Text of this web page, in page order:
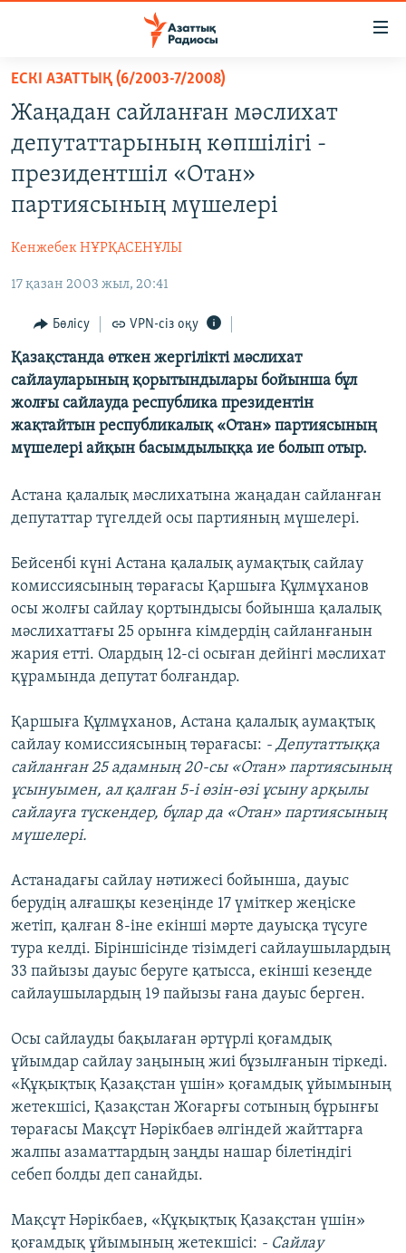
Skip
main
content
to
main
Skip
to
САЯСАТ
AZATTYQTV
ӘЛЕМ
АРНАЙЫ ЖОБАЛАР
Русский
ЖАЗЫЛЫҢЫЗ
Басқа тілдерде
ЕСКІ АЗАТТЫҚ (6/2003-7/2008)
Жаңадан сайланған мәслихат
депутаттарының көпшілігі -
президентшіл «Отан»
партиясының мүшелері
Кенжебек НҰРҚАСЕНҰЛЫ
17 қазан 2003 жыл, 20:41
Бөлісу VPN-сіз оқу
Қазақстанда өткен жергілікті мәслихат
сайлауларының қорытындылары бойынша бұл
жолғы сайлауда республика президентін
жақтайтын республикалық «Отан» партиясының
мүшелері айқын басымдылыққа ие болып отыр.
Астана қалалық мәслихатына жаңадан сайланған
депутаттар түгелдей осы партияның мүшелері.
Бейсенбі күні Астана қалалық аумақтық сайлау
комиссиясының төрағасы Қаршыға Құлмұханов
осы жолғы сайлау қортындысы бойынша қалалық
мәслихаттағы 25 орынға кімдердің сайланғанын
жария етті. Олардың 12-сі осыған дейінгі мәслихат
құрамында депутат болғандар.
Қаршыға Құлмұханов, Астана қалалық аумақтық
сайлау комиссиясының төрағасы: - Депутаттыққа
сайланған 25 адамның 20-сы «Отан» партиясының
ұсынуымен, ал қалған 5-і өзін-өзі ұсыну арқылы
сайлауға түскендер, бұлар да «Отан» партиясының
мүшелері.
Астанадағы сайлау нәтижесі бойынша, дауыс
берудің алғашқы кезеңінде 17 үміткер жеңіске
жетіп, қалған 8-іне екінші мәрте дауысқа түсуге
тура келді. Біріншісінде тізімдегі сайлаушылардың
33 пайызы дауыс беруге қатысса, екінші кезеңде
сайлаушылардың 19 пайызы ғана дауыс берген.
Осы сайлауды бақылаған әртүрлі қоғамдық
ұйымдар сайлау заңының жиі бұзылғанын тіркеді.
«Құқықтық Қазақстан үшін» қоғамдық ұйымының
жетекшісі, Қазақстан Жоғарғы сотының бұрынғы
төрағасы Мақсұт Нәрікбаев әлгіндей жайттарға
жалпы азаматтардың заңды нашар білетіндігі
себеп болды деп санайды.
Мақсұт Нәрікбаев, «Құқықтық Қазақстан үшін»
қоғамдық ұйымының жетекшісі: - Сайлау